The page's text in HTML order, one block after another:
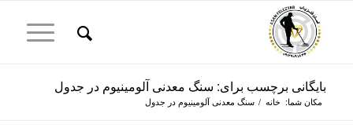
بایگانی برچسب برای: سنگ معدنی آلومینیوم در جدول
مکان شما: خانه / سنگ معدنی آلومینیوم در جدول